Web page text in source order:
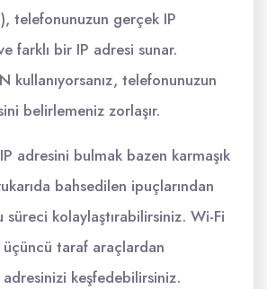
telefonunuzun gerçek IP
farklı bir IP adresi sunar.
kullanıyorsanız, telefonunuzun
belirlemeniz zorlaşır.
adresini bulmak bazen karmaşık
bahsedilen ipuçlarından
süreci kolaylaştırabilirsiniz. Wi-Fi
üçüncü taraf araçlardan
keşfedebilirsiniz.